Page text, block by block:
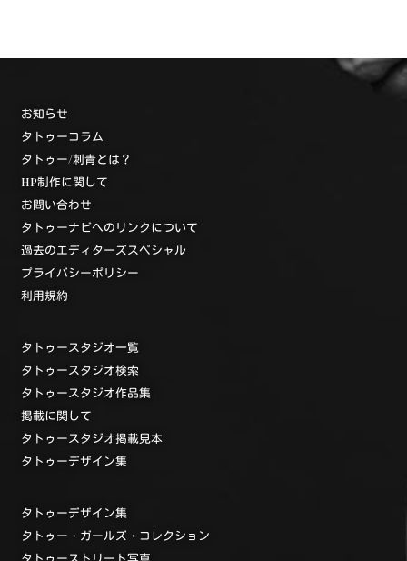
お知らせ
タトゥーコラム
タトゥー/刺青とは？
HP制作に関して
お問い合わせ
タトゥーナビへのリンクについて
過去のエディターズスペシャル
プライバシーポリシー
利用規約
タトゥースタジオ一覧
タトゥースタジオ検索
タトゥースタジオ作品集
掲載に関して
タトゥースタジオ掲載見本
タトゥーデザイン集
タトゥーデザイン集
タトゥー・ガールズ・コレクション